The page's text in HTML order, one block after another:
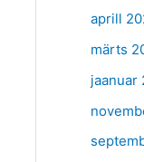
aprill
märts
jaanuar